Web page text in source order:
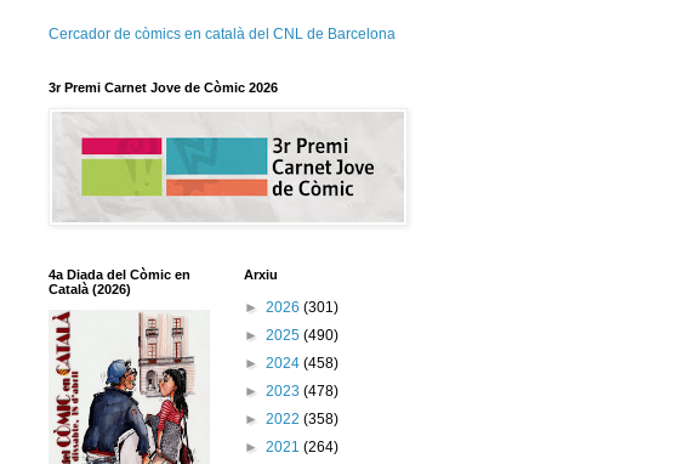
Cercador de còmics en català del CNL de Barcelona
3r Premi Carnet Jove de Còmic 2026
4a Diada del Còmic en
Català (2026)
Arxiu
► 2026 (301)
► 2025 (490)
► 2024 (458)
► 2023 (478)
► 2022 (358)
► 2021 (264)